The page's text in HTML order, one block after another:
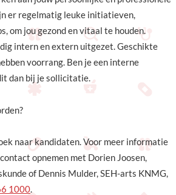
er regelmatig leuke initiatieven,
om jou gezond en vitaal te houden.
intern en extern uitgezet. Geschikte
voorrang. Ben je een interne
dan bij je sollicitatie.
naar kandidaten. Voor meer informatie
opnemen met Dorien Joosen,
of Dennis Mulder, SEH-arts KNMG,
1000